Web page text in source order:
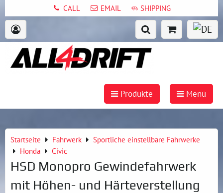
CALL EMAIL SHIPPING
Produkte Menü
Startseite Fahrwerk
Sportliche einstellbare Fahrwerke
Honda
Civic
HSD Monopro Gewindefahrwerk
mit Höhen- und Härteverstellung